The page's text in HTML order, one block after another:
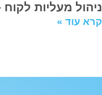
ניהול מעליות לקוח
קרא עוד »